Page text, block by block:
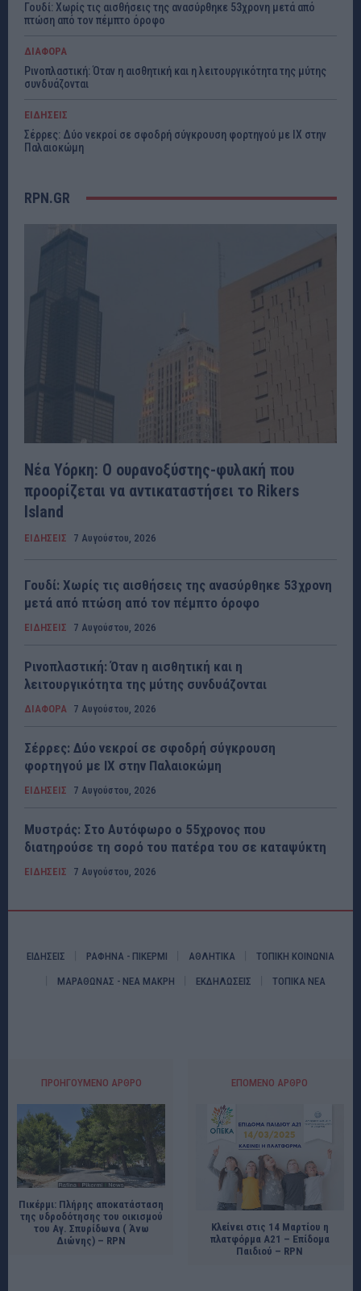
Γουδί: Χωρίς τις αισθήσεις της ανασύρθηκε 53χρονη μετά από
πτώση από τον πέμπτο όροφο
ΔΙΑΦΟΡΑ
Ρινοπλαστική: Όταν η αισθητική και η λειτουργικότητα της μύτης
συνδυάζονται
ΕΙΔΗΣΕΙΣ
Σέρρες: Δύο νεκροί σε σφοδρή σύγκρουση φορτηγού με ΙΧ στην
Παλαιοκώμη
RPN.GR
Νέα Υόρκη: Ο ουρανοξύστης-φυλακή που
προορίζεται να αντικαταστήσει το Rikers
Island
ΕΙΔΗΣΕΙΣ 7 Αυγούστου, 2026
Γουδί: Χωρίς τις αισθήσεις της ανασύρθηκε 53χρονη
μετά από πτώση από τον πέμπτο όροφο
ΕΙΔΗΣΕΙΣ 7 Αυγούστου, 2026
Ρινοπλαστική: Όταν η αισθητική και η
λειτουργικότητα της μύτης συνδυάζονται
ΔΙΑΦΟΡΑ 7 Αυγούστου, 2026
Σέρρες: Δύο νεκροί σε σφοδρή σύγκρουση
φορτηγού με ΙΧ στην Παλαιοκώμη
ΕΙΔΗΣΕΙΣ 7 Αυγούστου, 2026
Μυστράς: Στο Αυτόφωρο ο 55χρονος που
διατηρούσε τη σορό του πατέρα του σε καταψύκτη
ΕΙΔΗΣΕΙΣ 7 Αυγούστου, 2026
ΕΙΔΗΣΕΙΣ ΡΑΦΗΝΑ - ΠΙΚΕΡΜΙ ΑΘΛΗΤΙΚΑ ΤΟΠΙΚΗ ΚΟΙΝΩΝΙΑ
ΜΑΡΑΘΩΝΑΣ - ΝΕΑ ΜΑΚΡΗ ΕΚΔΗΛΩΣΕΙΣ ΤΟΠΙΚΑ ΝΕΑ
ΠΡΟΗΓΟΎΜΕΝΟ ΆΡΘΡΟ
Πικέρμι: Πλήρης αποκατάσταση
της υδροδότησης του οικισμού
του Αγ. Σπυρίδωνα ( Άνω
Διώνης) – RPN
ΕΠΌΜΕΝΟ ΆΡΘΡΟ
Κλείνει στις 14 Μαρτίου η
πλατφόρμα Α21 – Επίδομα
Παιδιού – RPN